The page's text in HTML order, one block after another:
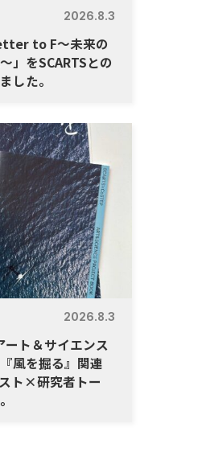
2026.8.3
to F～未来の
」をSCARTSとの
した。
2026.8.3
ート＆サイエンス
風を掘る』関連
ト×研究者トー